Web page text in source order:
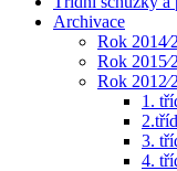
Archivace
Rok
Rok
Rok
1.
3.
4.